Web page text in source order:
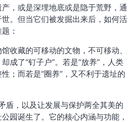
，或是深埋地底或是隐于荒野，通
。但当它们被发掘出来后，如何活
：
收藏的可移动的文物，不可移动、
成了“钉子户”。若是“放养”，人类
；而若是“圈养”，又不利于遗址的
盾，以及让发展与保护两全其美的
园诞生了。它的核心内涵与功能，